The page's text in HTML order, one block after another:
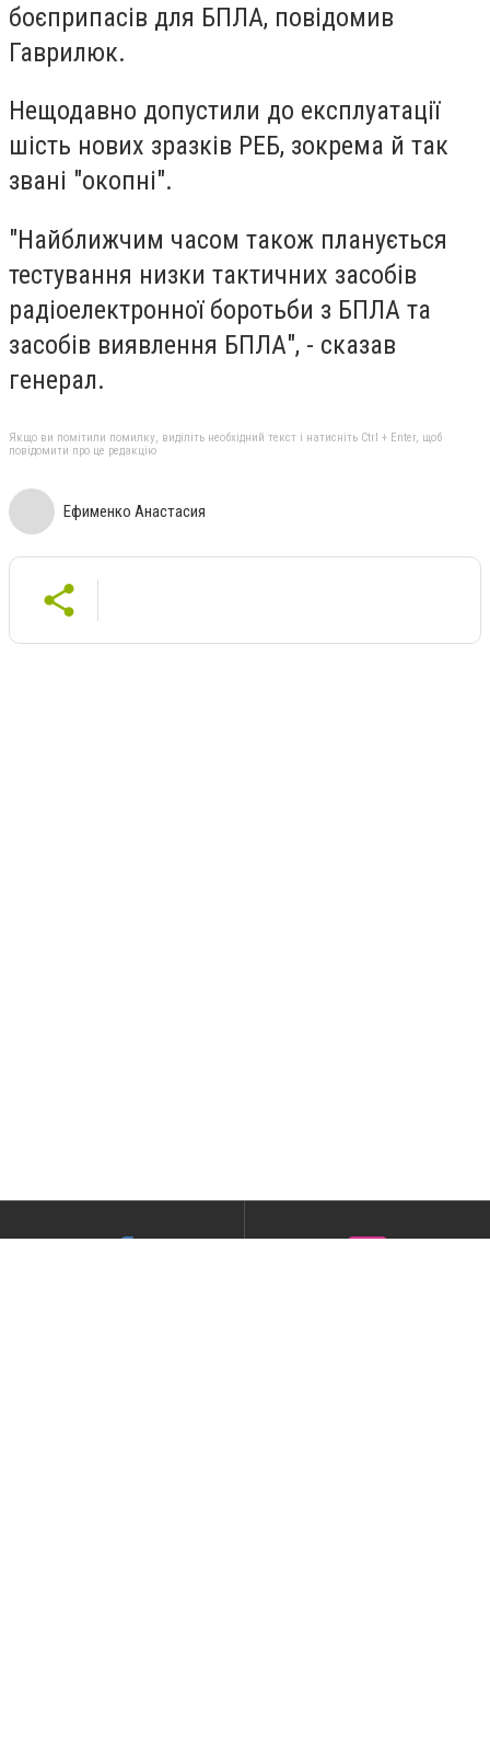
боєприпасів для БПЛА, повідомив
Гаврилюк.
Нещодавно допустили до експлуатації
шість нових зразків РЕБ, зокрема й так
звані "окопні".
"Найближчим часом також планується
тестування низки тактичних засобів
радіоелектронної боротьби з БПЛА та
засобів виявлення БПЛА", - сказав
генерал.
Якщо ви помітили помилку, виділіть необхідний текст і натисніть Ctrl + Enter, щоб
повідомити про це редакцію
Ефименко Анастасия